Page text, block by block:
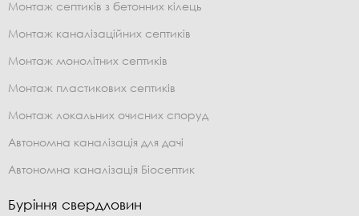
Монтаж септиків з бетонних кілець
Монтаж каналізаційних септиків
Монтаж монолітних септиків
Монтаж пластикових септиків
Монтаж локальних очисних споруд
Автономна каналізація для дачі
Автономна каналізація Біосептик
Буріння свердловин